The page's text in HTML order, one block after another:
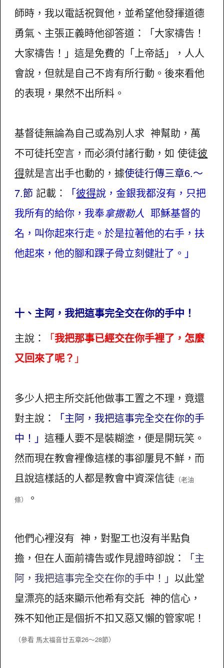
師時，我以電話祝賀他，並希望他發揮道德
勇氣、主張正義時他卻答道：「大家禱告！
大家禱告！」這是免費的「上帝話」，人人
會說，但就是自己不肯有所行動。後來看他
的表現，果然不出所料。
基督徒無論為自己或為別人求 神幫助，萬
不可徒托空言，而必須付諸行動，如 使徒彼
得就是言出手也動的，據使徒行傳三章6.～
7.節記載： 「彼得說，金銀我都沒有，只把
我所有的給你，我奉拿撒勒人 耶穌基督的
名，叫你起來行走。於是拉著他的右手，扶
他起來，他的腳和踝子骨立刻健壯了。」
十、主阿，我把這事完全交在你的手中！
主說：
「我把那事已經交在你手裡了，怎麼
又回來了呢？ 」
多少人把主所交託他做事工置之不理，竟還
對主說：
「主阿，我把這事完全交在你的手
中！」這種人要不是裝糊塗，便是開玩笑。
然而現在教會裡像這樣的事卻屢見不鮮，而
且說這樣話的人都是教會中資深信徒 （老油
條） 。
他們心裡沒有 神，對聖工也沒有半點負
擔，但在人面前禱告或作見證時卻說：
「主
阿，我把這事完全交在你的手中！」 以此堂
皇漂亮的話來顯示他希有交託 神的信心，
殊不知他正是個折不扣又惡又懶的管家呢！
（參看 馬太福音廿五章26～28節）